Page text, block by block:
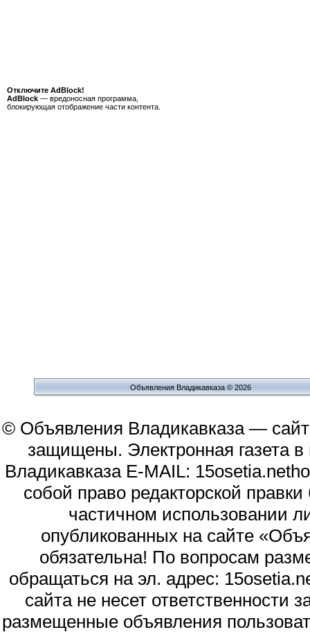
Отключите AdBlock!
AdBlock — вредоносная программа,
блокирующая отображение части контента.
Объявления Владикавказа © 2026
© Объявления Владикавказа —
защищены. Электронная газета
Владикавказа E-MAIL:
собой право редакторской
частичном использовании
опубликованных на сайте
обязательна! По вопросам
обращаться на эл. адрес:
сайта не несет
размещенные объявления